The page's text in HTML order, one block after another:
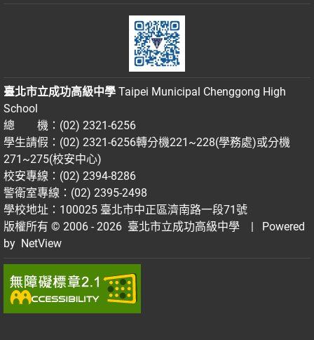
臺北市立成功高級中學 Taipei Municipal Chenggong High
School
總 機：(02) 2321-6256
學生請假：(02) 2321-6256轉分機221~228(學務處)或分機
271~275(校安中心)
校安專線：(02) 2394-8286
警衛室專線：(02) 2395-2498
學校地址：100025 臺北市中正區濟南路一段71號
版權所有 © 2006 - 2026 臺北市立成功高級中學
| Powered
by NetView